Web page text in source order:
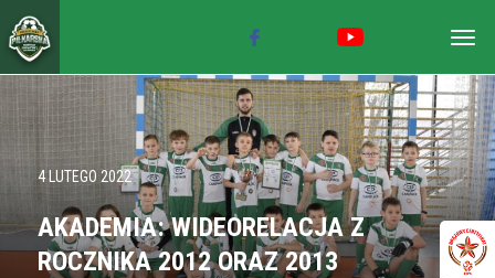
4 LUTEGO 2022
AKADEMIA: WIDEORELACJA Z
ROCZNIKA 2012 ORAZ 2013